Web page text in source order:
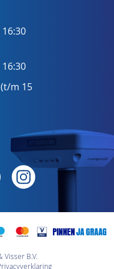
m 15
B.V.